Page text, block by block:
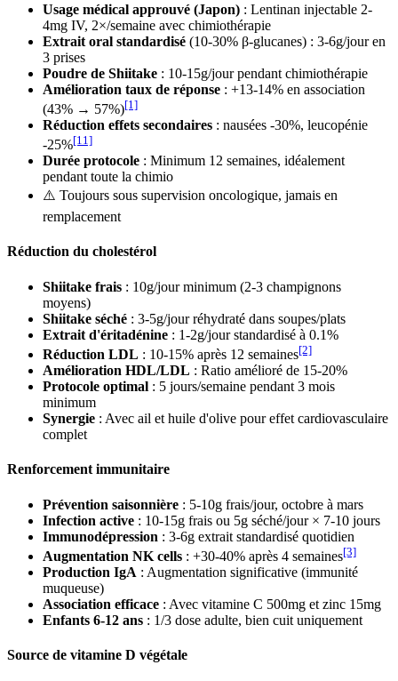
Usage médical approuvé (Japon) : Lentinan injectable 2-
4mg IV, 2×/semaine avec chimiothérapie
Extrait oral standardisé (10-30% β-glucanes) : 3-6g/jour en
3 prises
Poudre de Shiitake : 10-15g/jour pendant chimiothérapie
Amélioration taux de réponse : +13-14% en association
(43% → 57%)[1]
Réduction effets secondaires : nausées -30%, leucopénie
-25%[11]
Durée protocole : Minimum 12 semaines, idéalement
pendant toute la chimio
⚠️ Toujours sous supervision oncologique, jamais en
remplacement
Réduction du cholestérol
Shiitake frais : 10g/jour minimum (2-3 champignons
moyens)
Shiitake séché : 3-5g/jour réhydraté dans soupes/plats
Extrait d'éritadénine : 1-2g/jour standardisé à 0.1%
Réduction LDL : 10-15% après 12 semaines[2]
Amélioration HDL/LDL : Ratio amélioré de 15-20%
Protocole optimal : 5 jours/semaine pendant 3 mois
minimum
Synergie : Avec ail et huile d'olive pour effet cardiovasculaire
complet
Renforcement immunitaire
Prévention saisonnière : 5-10g frais/jour, octobre à mars
Infection active : 10-15g frais ou 5g séché/jour × 7-10 jours
Immunodépression : 3-6g extrait standardisé quotidien
Augmentation NK cells : +30-40% après 4 semaines[3]
Production IgA : Augmentation significative (immunité
muqueuse)
Association efficace : Avec vitamine C 500mg et zinc 15mg
Enfants 6-12 ans : 1/3 dose adulte, bien cuit uniquement
Source de vitamine D végétale